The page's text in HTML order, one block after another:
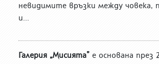
невидимите връзки между човека,
и...
Галерия „Мисията” е основана през